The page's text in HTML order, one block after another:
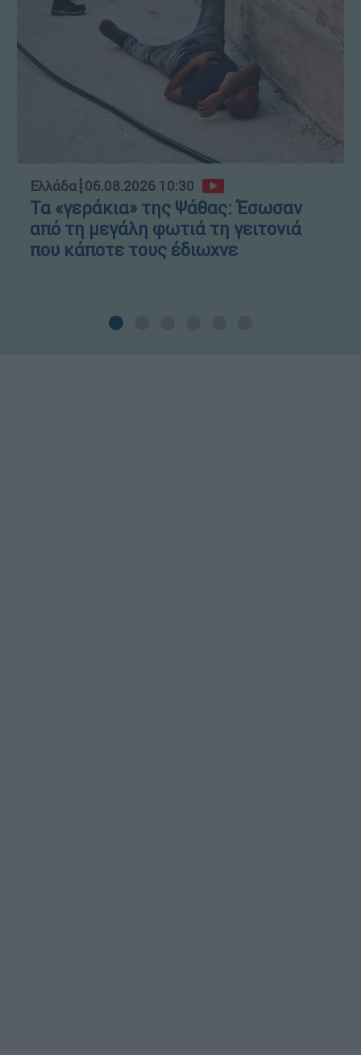
Ελλάδα┋06.08.2026 10:30
Τα «γεράκια» της Ψάθας: Έσωσαν
από τη μεγάλη φωτιά τη γειτονιά
που κάποτε τους έδιωχνε